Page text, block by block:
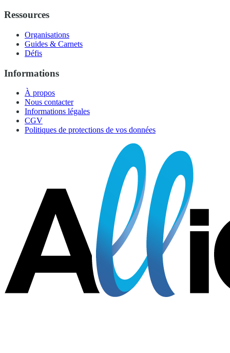
Ressources
Organisations
Guides & Carnets
Défis
Informations
À propos
Nous contacter
Informations légales
CGV
Politiques de protections de vos données